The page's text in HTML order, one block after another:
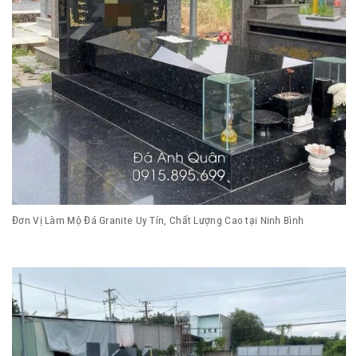
Đơn Vị Làm Mộ Đá Granite Uy Tín, Chất Lượng Cao tại Ninh Bình